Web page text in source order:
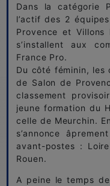
Dans la catégorie
l’actif des 2
Provence et Villons
s’installent aux
France Pro.
Du côté féminin, les
de Salon de
classement
jeune formation du
celle de Meurchin.
s’annonce
avant-postes :
Rouen.
A peine le temps